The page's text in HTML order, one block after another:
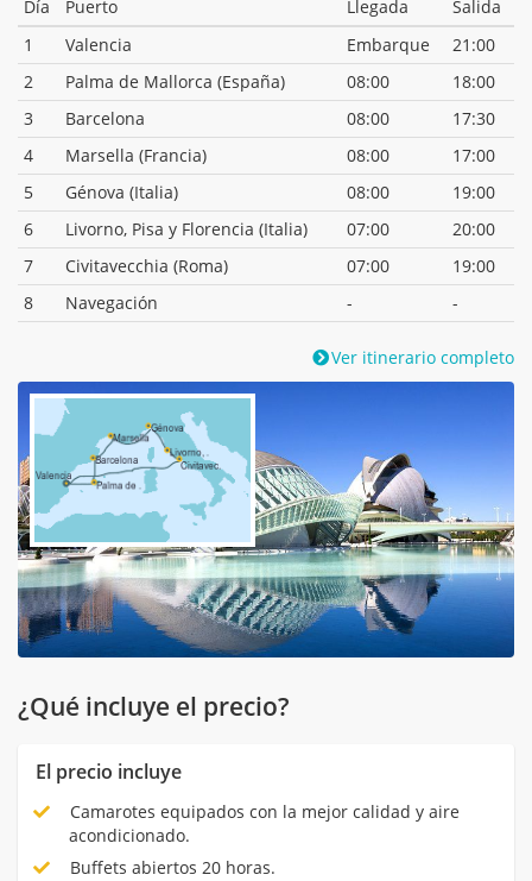
Día Puerto Llegada
Salida
1
Valencia Embarque
21:00
2
Palma de Mallorca (España) 08:00
18:00
3
Barcelona 08:00
17:30
4
Marsella (Francia) 08:00
17:00
5
Génova (Italia) 08:00
19:00
6
Livorno, Pisa y Florencia (Italia) 07:00
20:00
7
Civitavecchia (Roma) 07:00
19:00
8
Navegación - -
Ver itinerario completo
¿Qué incluye el precio?
El precio incluye
Camarotes equipados con la mejor calidad y aire
acondicionado.
Buffets abiertos 20 horas.